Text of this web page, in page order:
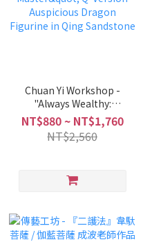
Chuan Yi Workshop -
"Always Wealthy:
Fortune Dragon Master"
Q-Version Auspicious
Dragon Figurine in Qing
NT$880 ~ NT$1,760
NT$2,560